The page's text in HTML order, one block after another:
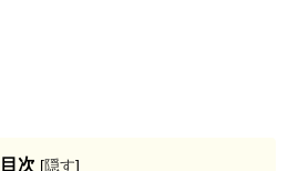
目次 [隠す]